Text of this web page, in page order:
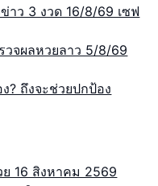
าว 3 งวด 16/8/69 เซฟ
จผลหวยลาว 5/8/69
? ถึงจะช่วยปกป้อง
16 สิงหาคม 2569